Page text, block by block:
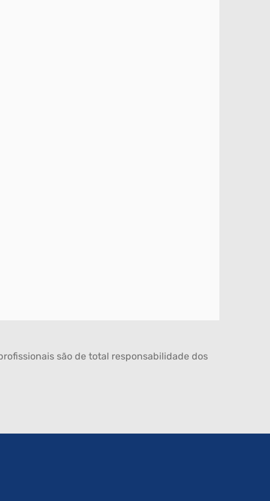
são de total responsabilidade dos